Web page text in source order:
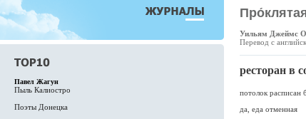
Павел Жагун
Пыль Калиостро
Поэты Донецка
Уильям Джеймс
Перевод с
ресторан в
потолок расписан
да, еда отменная